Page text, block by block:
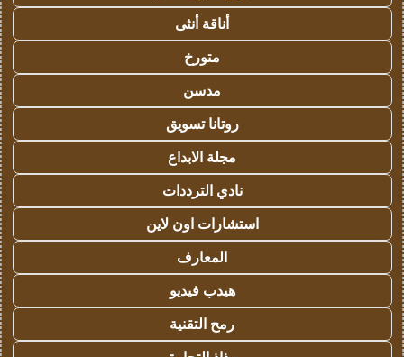
أناقة أنثى
متورخ
مدسن
روتانا تسويق
مجلة الابداع
نادي الترددات
استشارات اون لاين
المعارف
هيدب فيديو
رمح التقنية